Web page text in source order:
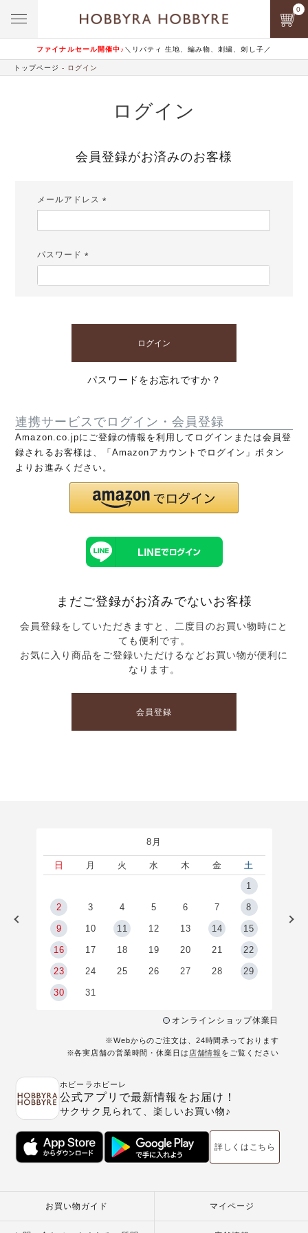
ファイナルセール開催中♪ ＼リバティ 生地、編み物、刺繍、刺し子／
0
トップページ ログイン
ログイン
会員登録がお済みのお客様
メールアドレス
パスワード
ログイン
パスワードをお忘れですか？
連携サービスでログイン・会員登録
Amazon.co.jpにご登録の情報を利用してログインまたは会員登
録されるお客様は、「Amazonアカウントでログイン」ボタン
よりお進みください。
まだご登録がお済みでないお客様
会員登録をしていただきますと、二度目のお買い物時にと
ても便利です。
お気に入り商品をご登録いただけるなどお買い物が便利に
なります。
会員登録
8月
日 月 火 水 木 金
土
1
2 3 4 5 6 7 8
9 10 11 12 13 14 15
16 17 18 19 20 21 22
23 24 25 26 27 28 29
30 31
オンラインショップ休業日
※Webからのご注文は、24時間承っております
※各実店舗の営業時間・休業日は 店舗情報 をご覧ください
ホビーラホビーレ
公式アプリで最新情報をお届け！
サクサク見られて、楽しいお買い物♪
詳しくはこちら
お買い物ガイド マイページ